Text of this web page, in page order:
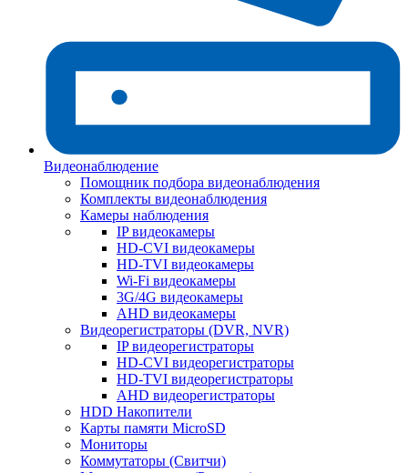
Видеонаблюдение
Помощник подбора видеонаблюдения
Комплекты видеонаблюдения
Камеры наблюдения
IP видеокамеры
HD-CVI видеокамеры
HD-TVI видеокамеры
Wi-Fi видеокамеры
3G/4G видеокамеры
AHD видеокамеры
Видеорегистраторы (DVR, NVR)
IP видеорегистраторы
HD-CVI видеорегистраторы
HD-TVI видеорегистраторы
AHD видеорегистраторы
HDD Накопители
Карты памяти MicroSD
Мониторы
Коммутаторы (Свитчи)